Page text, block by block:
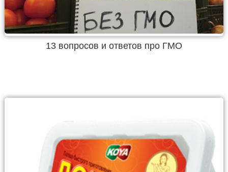
13 вопросов и ответов про ГМО